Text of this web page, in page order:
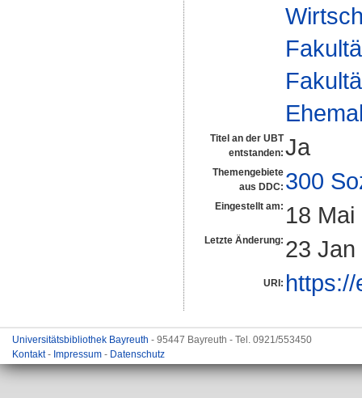
Titel an der UBT
entstanden: Ja
Themengebiete
aus DDC: 300
Eingestellt am: 18
Letzte Änderung: 23
URI:
Universitätsbibliothek Bayreuth - 95447 Bayreuth - Tel. 0921/553450
Kontakt- Impressum - Datenschutz